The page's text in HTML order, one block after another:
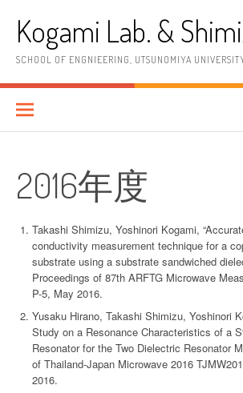
へ
ッ
Kogami Lab. &
SCHOOL OF ENGNIEERING, UTSUNOMIYA
2016年度
Takashi Shimizu, Yoshinori Kogami,
conductivity measurement technique for a
substrate using a substrate sandwiched
Proceedings of 87th ARFTG Microwave
P-5, May 2016.
Yusaku Hirano, Takashi Shimizu, Yoshinori
Study on a Resonance Characteristics of a
Resonator for the Two Dielectric Resonator
of Thailand-Japan Microwave 2016
2016.